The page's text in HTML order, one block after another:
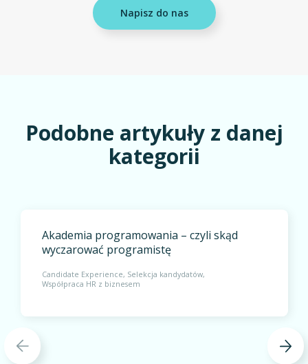
Napisz do nas
Podobne artykuły z danej
kategorii
Akademia programowania – czyli skąd
wyczarować programistę
Candidate Experience Selekcja kandydatów
Współpraca HR z biznesem